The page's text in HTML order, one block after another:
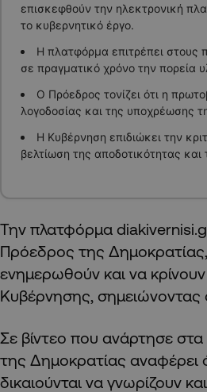
επισκεφθούν την ηλεκτρονική
το κυβερνητικό έργο.
Η πλατφόρμα επιτρέπει στους
σε πραγματικό χρόνο την πορεία
Ο Πρόεδρος τονίζει ότι η
λογοδοσίας και της υποχρέωσης
Η Κυβέρνηση επιδιώκει την
βελτίωση της αποδοτικότητας
Την πλατφόρμα
Πρόεδρος της
ενημερωθούν και να
Κυβέρνησης, σημειώνοντας
Σε βίντεο που ανάρτησε
της Δημοκρατίας αναφέρει
δικαιούνται να γνωρίζουν